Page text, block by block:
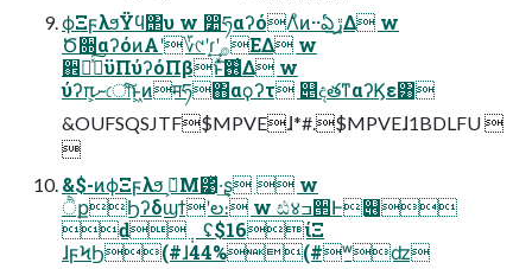
ϕΞϝλϧΫϥ΢υ w ෺ཧαʔόΛͦͷ··ఏڙ͢Δ w
Ծ૝αʔόͷΑ͏ʹ؆୯ʹɾ͙͢ʹ࡞ΕΔ w
઎༗ͯ͠ϋΠύʔόΠβͱͯ͠࢖͑Δ w
ύʔπ͕ނোͨ͠ͱ͖ͷमཧ΋αϙʔτ ୅දతͳαʔϏε͸
&OUFSQSJTF$MPVEɺ*#.$MPVEɺ1BDLFU 

&$-ͷϕΞϝλϧ ݁ߏ͕Μ͹ͬͯ·͢ʂ  w
ੈքϦʔδϣϯʹల։ w ඪ४ߏ੒Ͱ୆
ԁ݄ ʢ$16ίΞ
ɺϝϞϦ(#ɺ44%(#ʷʣ